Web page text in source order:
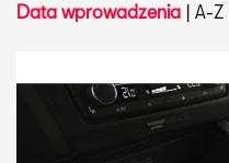
Data wprowadzenia | A-Z